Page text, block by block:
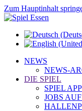
Zum Hauptinhalt
NEWS
NEWS-
DIE SPIEL
SPIEL APP
JOBS